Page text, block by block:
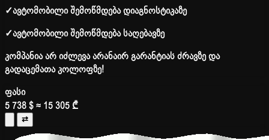
✓ავტომობილი შემოწმდება დიაგნოსტიკაზე
✓ავტომობილი შემოწმდება საღებავზე
კომპანია არ იძლევა არანაირ გარანტიას ძრავზე და
გადაცემათა კოლოფზე!
ფასი
5 738 $≈ 15 305 ₾
⇄